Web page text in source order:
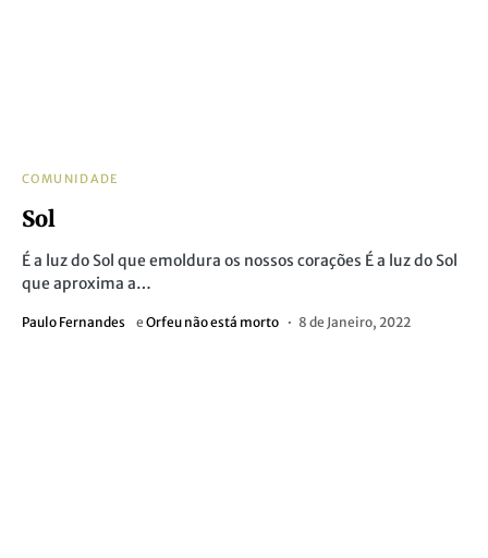
COMUNIDADE
Sol
É a luz do Sol que emoldura os nossos corações É a luz do Sol
que aproxima a…
Paulo Fernandes e Orfeu não está morto 8 de Janeiro, 2022